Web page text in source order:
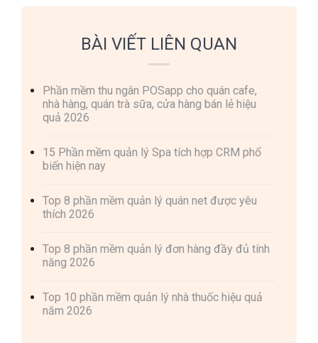
BÀI VIẾT LIÊN QUAN
Phần mềm thu ngân POSapp cho quán cafe,
nhà hàng, quán trà sữa, cửa hàng bán lẻ hiệu
quả 2026
15 Phần mềm quản lý Spa tích hợp CRM phổ
biến hiện nay
Top 8 phần mềm quản lý quán net được yêu
thích 2026
Top 8 phần mềm quản lý đơn hàng đầy đủ tính
năng 2026
Top 10 phần mềm quản lý nhà thuốc hiệu quả
năm 2026